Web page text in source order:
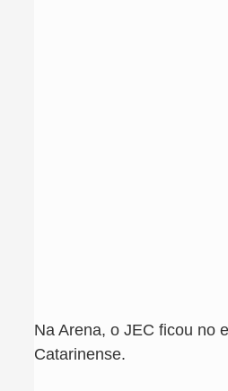
Na Arena, o JEC ficou no
Catarinense.